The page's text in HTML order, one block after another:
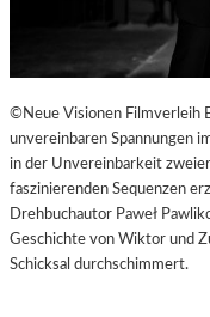
©Neue Visionen Filmverleih
unvereinbaren Spannungen
in der Unvereinbarkeit
faszinierenden Sequenzen
Drehbuchautor Paweł
Geschichte von Wiktor und
Schicksal durchschimmert.